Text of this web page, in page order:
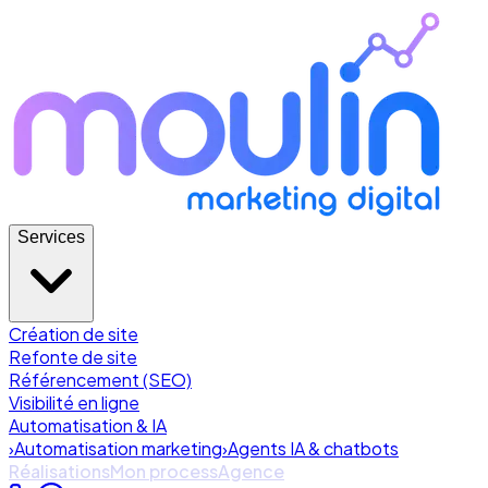
Services
Création de site
Refonte de site
Référencement (SEO)
Visibilité en ligne
Automatisation & IA
›Automatisation marketing›Agents IA & chatbots
RéalisationsMon processAgence